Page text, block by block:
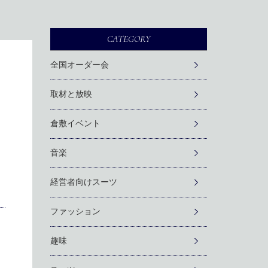
CATEGORY
全国オーダー会
取材と放映
倉敷イベント
音楽
経営者向けスーツ
ファッション
趣味